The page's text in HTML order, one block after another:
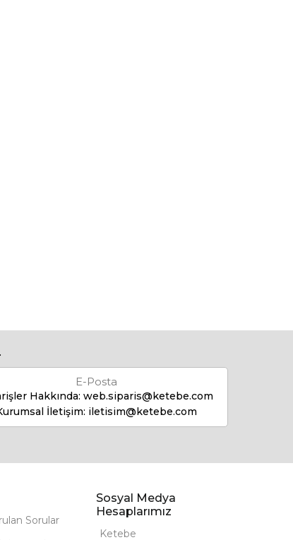
E-Posta
Hakkında: web.siparis@ketebe.com
İletişim: iletisim@ketebe.com
Sorular
Sosyal Medya
Hesaplarımız
Ketebe